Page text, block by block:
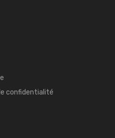
confidentialité